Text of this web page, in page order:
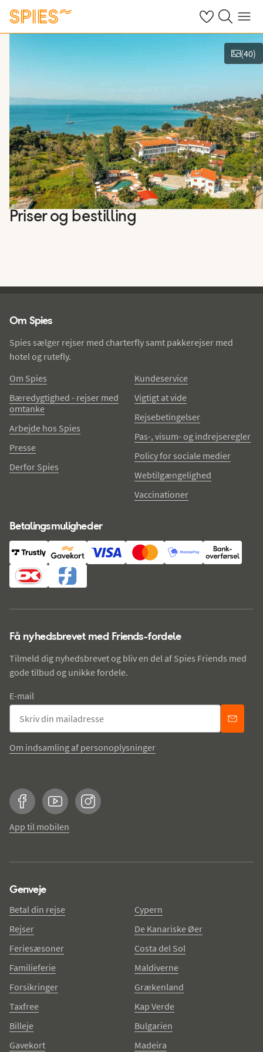
Se dine gemte
Søg påMenu
Vis billeder
(40)
Priser og bestilling
Om Spies
Spies sælger rejser med charterfly samt pakkerejser med
hotel og rutefly.
Om Spies
Bæredygtighed - rejser med
omtanke
Arbejde hos Spies
Presse
Derfor Spies
Kundeservice
Vigtigt at vide
Rejsebetingelser
Pas-, visum- og indrejseregler
Policy for sociale medier
Webtilgængelighed
Vaccinationer
Betalingsmuligheder
Få nyhedsbrevet med Friends-fordele
Tilmeld dig nyhedsbrevet og bliv en del af Spies Friends med
gode tilbud og unikke fordele.
E-mail
Om indsamling af personoplysninger
FacebookYouTubeInstagram
App til mobilen
Genveje
Betal din rejse
Rejser
Feriesæsoner
Familieferie
Forsikringer
Taxfree
Billeje
Gavekort
Cypern
De Kanariske Øer
Costa del Sol
Maldiverne
Grækenland
Kap Verde
Bulgarien
Madeira